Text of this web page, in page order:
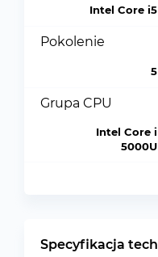
Intel Core i5
Pokolenie
5
Grupa CPU
Intel Core i
5000U
Specyfikacja